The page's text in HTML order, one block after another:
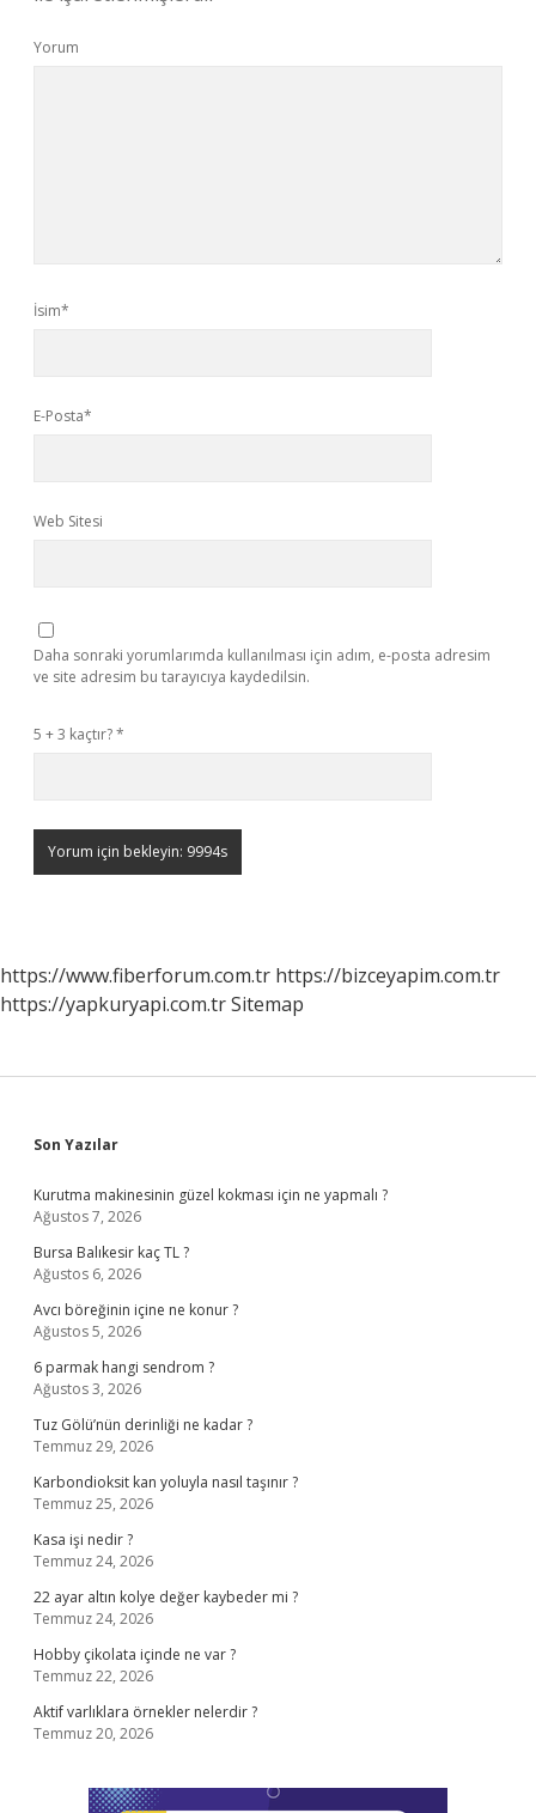
Yorum
İsim*
E-Posta*
Web Sitesi
Daha sonraki yorumlarımda kullanılması için adım, e-posta adresim
ve site adresim bu tarayıcıya kaydedilsin.
5 + 3 kaçtır?*
https://www.fiberforum.com.tr https://bizceyapim.com.tr
https://yapkuryapi.com.trSitemap
Sidebar
Son Yazılar
Kurutma makinesinin güzel kokması için ne yapmalı ?
Ağustos 7, 2026
Bursa Balıkesir kaç TL ?
Ağustos 6, 2026
Avcı böreğinin içine ne konur ?
Ağustos 5, 2026
6 parmak hangi sendrom ?
Ağustos 3, 2026
Tuz Gölü’nün derinliği ne kadar ?
Temmuz 29, 2026
Karbondioksit kan yoluyla nasıl taşınır ?
Temmuz 25, 2026
Kasa işi nedir ?
Temmuz 24, 2026
22 ayar altın kolye değer kaybeder mi ?
Temmuz 24, 2026
Hobby çikolata içinde ne var ?
Temmuz 22, 2026
Aktif varlıklara örnekler nelerdir ?
Temmuz 20, 2026